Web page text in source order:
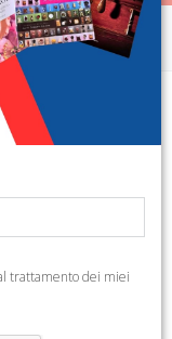
27.
trattamento dei miei